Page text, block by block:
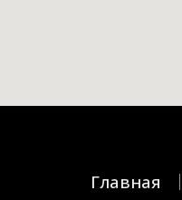
Главная